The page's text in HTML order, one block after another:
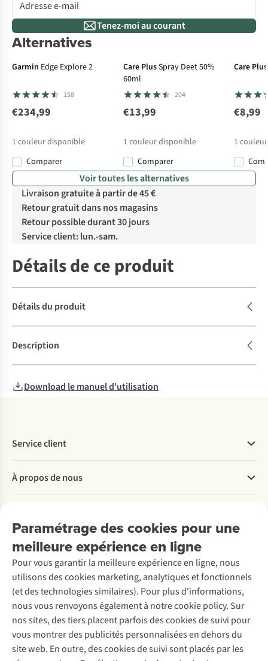
Tenez-moi au courant
Alternatives
Avis d'experts
Garmin Edge Explore 2
158
€234,99
1 couleur disponible
Comparer
Care PlusSpray Deet 50%
60ml
204
€13,99
1 couleur disponible
Comparer
Care Plus
€8,99
1
Voir toutes les alternatives
Livraison gratuite à partir de 45 €
Retour gratuit dans nos magasins
Retour possible durant 30 jours
Service client: lun.-sam.
Détails de ce produit
Détails du produit
Description
Download le manuel d'utilisation
Paramétrage des cookies pour une
meilleure expérience en ligne
Pour vous garantir la meilleure expérience en ligne, nous
utilisons des cookies marketing, analytiques et fonctionnels
(et des technologies similaires). Pour plus d'informations,
nous vous renvoyons également à notre cookie policy. Sur
nos sites, des tiers placent parfois des cookies de suivi pour
vous montrer des publicités personnalisées en dehors du
site web. En outre, des cookies de suivi sont placés par les
Service client
Commander
Payer
Retourner
Rétractation d'une commande
Entretien & réparations
Garantie
Contactez-nous
À propos de nous
Entreprise responsable
À propos d’Ayacucho
Nos magasins
À propos d’A.S.Adventure
Déclaration d'accessibilité
Location / Location sports d’hiver
Seconde-main
Entretien de ski
Service de lavage
Entretien de chaussures
Réparation de chaussures
Réparation de vêtements
Retouches
Pour les entreprises
Découvrez
A.S.Magazine
Explore Camp
Expertise & conseils
Abonnez-vous à la newsletter